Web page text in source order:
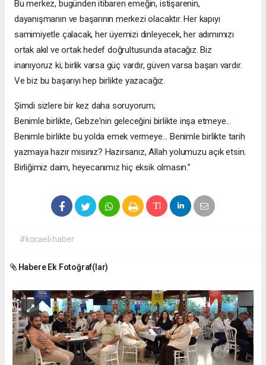
Bu merkez, bugünden itibaren emeğin, istişarenin,
dayanışmanın ve başarının merkezi olacaktır. Her kapıyı
samimiyetle çalacak, her üyemizi dinleyecek, her adımımızı
ortak akıl ve ortak hedef doğrultusunda atacağız. Biz
inanıyoruz ki; birlik varsa güç vardır, güven varsa başarı vardır.
Ve biz bu başarıyı hep birlikte yazacağız.
Şimdi sizlere bir kez daha soruyorum;
Benimle birlikte, Gebze'nin geleceğini birlikte inşa etmeye...
Benimle birlikte bu yolda emek vermeye... Benimle birlikte tarih
yazmaya hazır mısınız? Hazırsanız, Allah yolumuzu açık etsin.
Birliğimiz daim, heyecanımız hiç eksik olmasın.”
#kocaeli haber
Habere Ek Fotoğraf(lar)